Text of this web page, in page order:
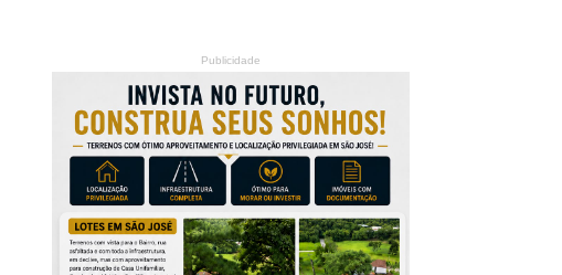
Publicidade